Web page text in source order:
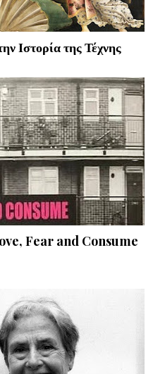
Ιστορία της Τέχνης
Fear and Consume